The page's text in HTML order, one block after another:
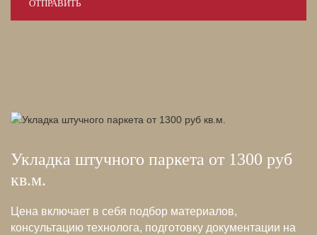
Укладка штучного паркета от 1300 руб
кв.м.
Цена включает в себя подбор материалов,
консультацию технолога, подготовку документации на